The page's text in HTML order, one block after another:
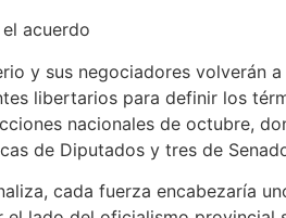
acuerdo
y sus negociadores volverán a
libertarios para definir los
nacionales de octubre,
de Diputados y tres de
cada fuerza encabezaría